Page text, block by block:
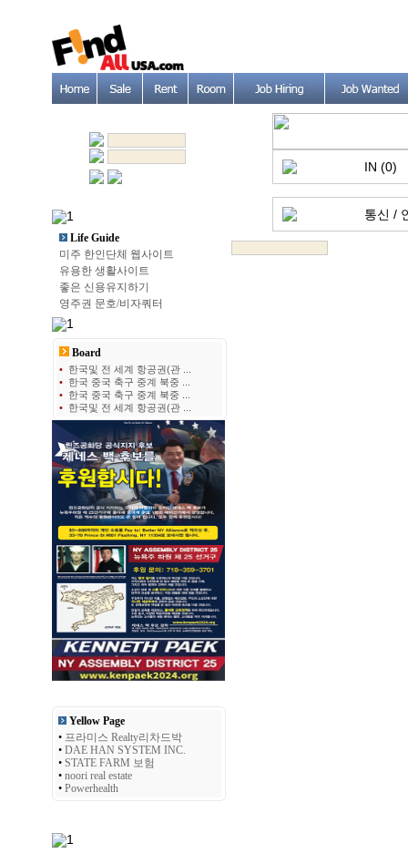
Life Guide
미주 한인단체 웹사이트
유용한 생활사이트
좋은 신용유지하기
영주권 문호/비자쿼터
Board
• 한국및 전 세계 항공권(관 ...
• 한국 중국 축구 중계 북중 ...
• 한국 중국 축구 중계 북중 ...
• 한국및 전 세계 항공권(관 ...
Yellow Page
• 프라미스 Realty리차드박
• DAE HAN SYSTEM INC.
• STATE FARM 보험
• noori real estate
• Powerhealth
IN (0)
통신 /